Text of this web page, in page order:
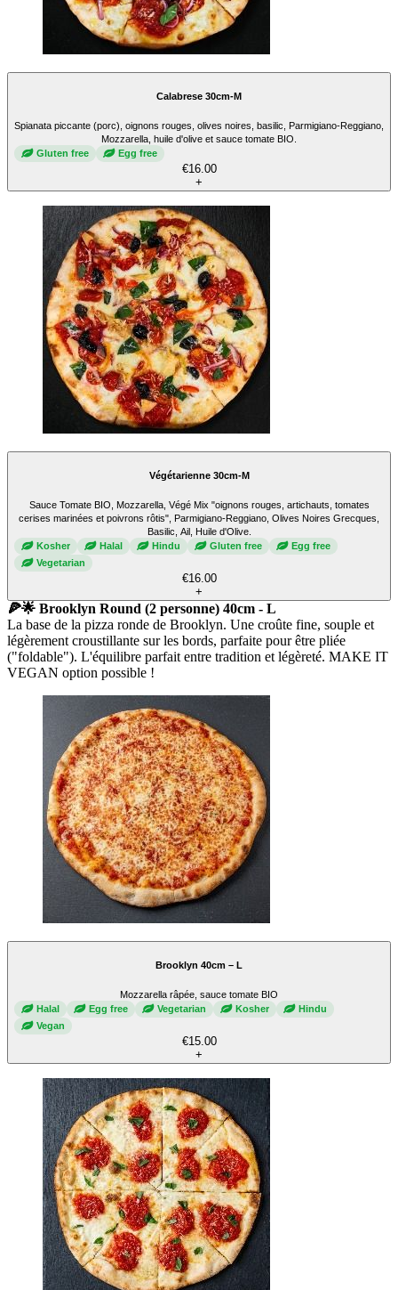
Calabrese 30cm-M
Spianata piccante (porc), oignons rouges, olives noires, basilic, Parmigiano-Reggiano,
Mozzarella, huile d'olive et sauce tomate BIO.
Gluten free
Egg free
€16.00
+
Végétarienne 30cm-M
Sauce Tomate BIO, Mozzarella, Végé Mix "oignons rouges, artichauts, tomates
cerises marinées et poivrons rôtis", Parmigiano-Reggiano, Olives Noires Grecques,
Basilic, Ail, Huile d'Olive.
Kosher
Halal Hindu Gluten free
Egg free
Vegetarian
€16.00
+
🍕🌟 Brooklyn Round (2 personne) 40cm - L
La base de la pizza ronde de Brooklyn. Une croûte fine, souple et
légèrement croustillante sur les bords, parfaite pour être pliée
("foldable"). L'équilibre parfait entre tradition et légèreté. MAKE IT
VEGAN option possible !
Brooklyn 40cm – L
Mozzarella râpée, sauce tomate BIO
Halal
Egg free Vegetarian Kosher
Hindu
Vegan
€15.00
+